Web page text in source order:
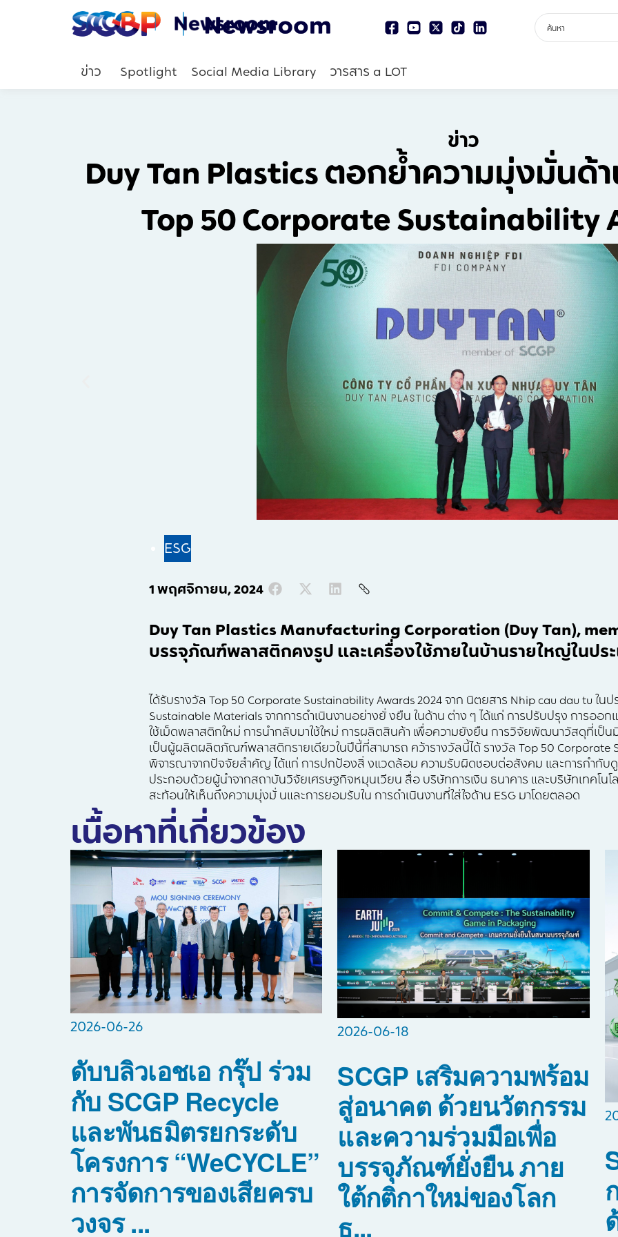
ข่าว Spotlight Social Media Library วารสาร a LOT
ข่าว
Duy Tan Plastics ตอกย้ำความมุ่งมั่นด้า
Top 50 Corporate Sustainability
ESG
1 พฤศจิกายน, 2024
Duy Tan Plastics Manufacturing Corporation (Duy Tan),
บรรจุภัณฑ์พลาสติกคงรูป และเครื่องใช้ภายในบ้านรายใหญ่ในปร
ได้รับรางวัล Top 50 Corporate Sustainability Awards 2024 จาก นิตยสาร Nhip cau dau tu ใน
Sustainable Materials จากการดําเนินงานอย่างยั่ งยืน ในด้าน ต่าง ๆ ได้แก่ การปรับปรุง การออ
ใช้เม็ดพลาสติกใหม่ การนํากลับมาใช้ใหม่ การผลิตสินค้า เพื่อความยังยืน การวิจัยพัฒนาวัสดุที่เป็
เป็นผู้ผลิตผลิตภัณฑ์พลาสติกรายเดียวในปีนี้ที่สามารถ คว้ารางวัลนี้ได้ รางวัล Top 50 Corporate
พิจารณาจากปัจจัยสําคัญ ได้แก่ การปกป้องสิ่ งแวดล้อม ความรับผิดชอบต่อสังคม และการกํากับ
ประกอบด้วยผู้นําจากสถาบันวิจัยเศรษฐกิจหมุนเวียน สื่อ บริษัทการเงิน ธนาคาร และบริษัทเทคโน
สะท้อนให้เห็นถึงความมุ่งมั่ นและการยอมรับใน การดําเนินงานที่ใส่ใจด้าน ESG มาโดยตลอด
เนื้อหาที่เกี่ยวข้อง
2026-06-26
ดับบลิวเอชเอ กรุ๊ป ร่วม
กับ SCGP Recycle
และพันธมิตรยกระดับ
โครงการ “WeCYCLE”
การจัดการของเสียครบ
วงจร ...
2026-06-18
SCGP เสริมความพร้อม
สู่อนาคต ด้วยนวัตกรรม
และความร่วมมือเพื่อ
บรรจุภัณฑ์ยั่งยืน ภาย
ใต้กติกาใหม่ของโลก
ธุ...